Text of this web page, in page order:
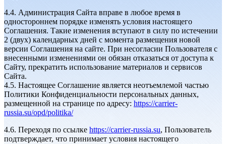
4.4. Администрация Сайта вправе в любое время в
одностороннем порядке изменять условия настоящего
Соглашения. Такие изменения вступают в силу по истечении
2 (двух) календарных дней с момента размещения новой
версии Соглашения на сайте. При несогласии Пользователя с
внесенными изменениями он обязан отказаться от доступа к
Сайту, прекратить использование материалов и сервисов
Сайта.
4.5. Настоящее Соглашение является неотъемлемой частью
Политики Конфиденциальности персональных данных,
размещенной на странице по адресу: https://carrier-
russia.su/opd/politika/
4.6. Переходя по ссылке https://carrier-russia.su, Пользователь
подтверждает, что принимает условия настоящего